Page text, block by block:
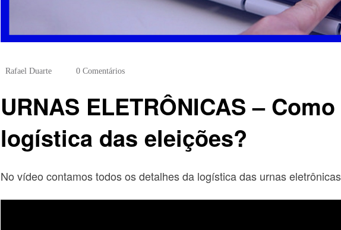
Rafael Duarte 0 Comentários
URNAS ELETRÔNICAS –
logística das eleições?
No vídeo contamos todos os detalhes da logística das urnas